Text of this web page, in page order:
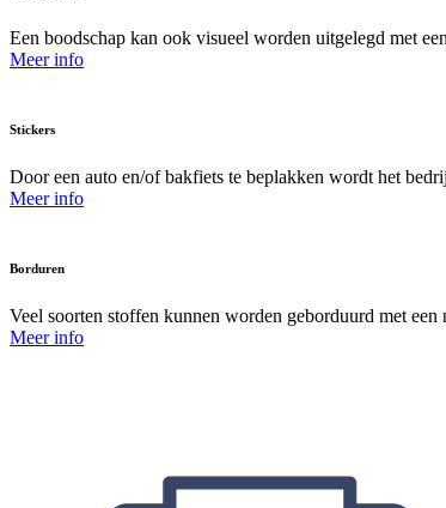
Een boodschap kan ook visueel worden uitgelegd met
Meer info
Stickers
Door een auto en/of bakfiets te beplakken wordt het
Meer info
Borduren
Veel soorten stoffen kunnen worden geborduurd met
Meer info